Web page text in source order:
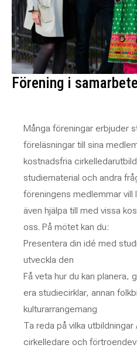
Förening i
Många föreningar erbjuder
föreläsningar till sina
kostnadsfria
studiematerial och andra
föreningens medlemmar vill
även hjälpa till med vissa
oss. På mötet kan du:
Presentera din idé med
utveckla den
Få veta hur du kan planera,
era studiecirklar, annan
kulturarrangemang
Ta reda på vilka
cirkelledare och